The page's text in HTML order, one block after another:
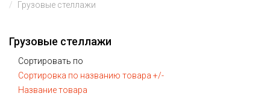
Грузовые стеллажи
Грузовые стеллажи
Сортировать по
Сортировка по названию товара +/-
Название товара